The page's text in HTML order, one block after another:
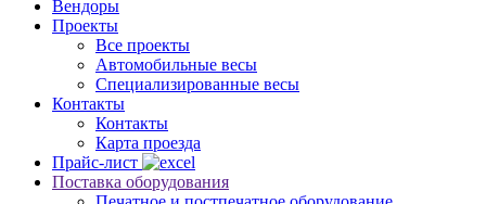
Вендоры
Проекты
Все проекты
Автомобильные весы
Специализированные весы
Контакты
Контакты
Карта проезда
Прайс-лист
Поставка оборудования